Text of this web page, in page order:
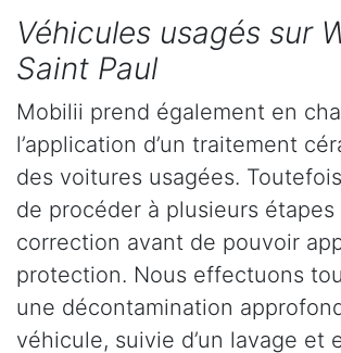
Véhicules usagés sur
Saint Paul
Mobilii prend également en
l’application d’un traitement
des voitures usagées.
de procéder à plusieurs étapes
correction avant de pouvoir
protection. Nous effectuons
une décontamination
véhicule, suivie d’un lavage et